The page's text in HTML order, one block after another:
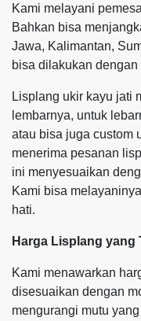
Kami melayani
Bahkan bisa
Jawa, Kalimantan,
bisa dilakukan
Lisplang ukir kayu jati
lembarnya, untuk
atau bisa juga custom
menerima pesanan
ini menyesuaikan
Kami bisa
hati.
Harga Lisplang yang
Kami menawarkan
disesuaikan dengan
mengurangi mutu